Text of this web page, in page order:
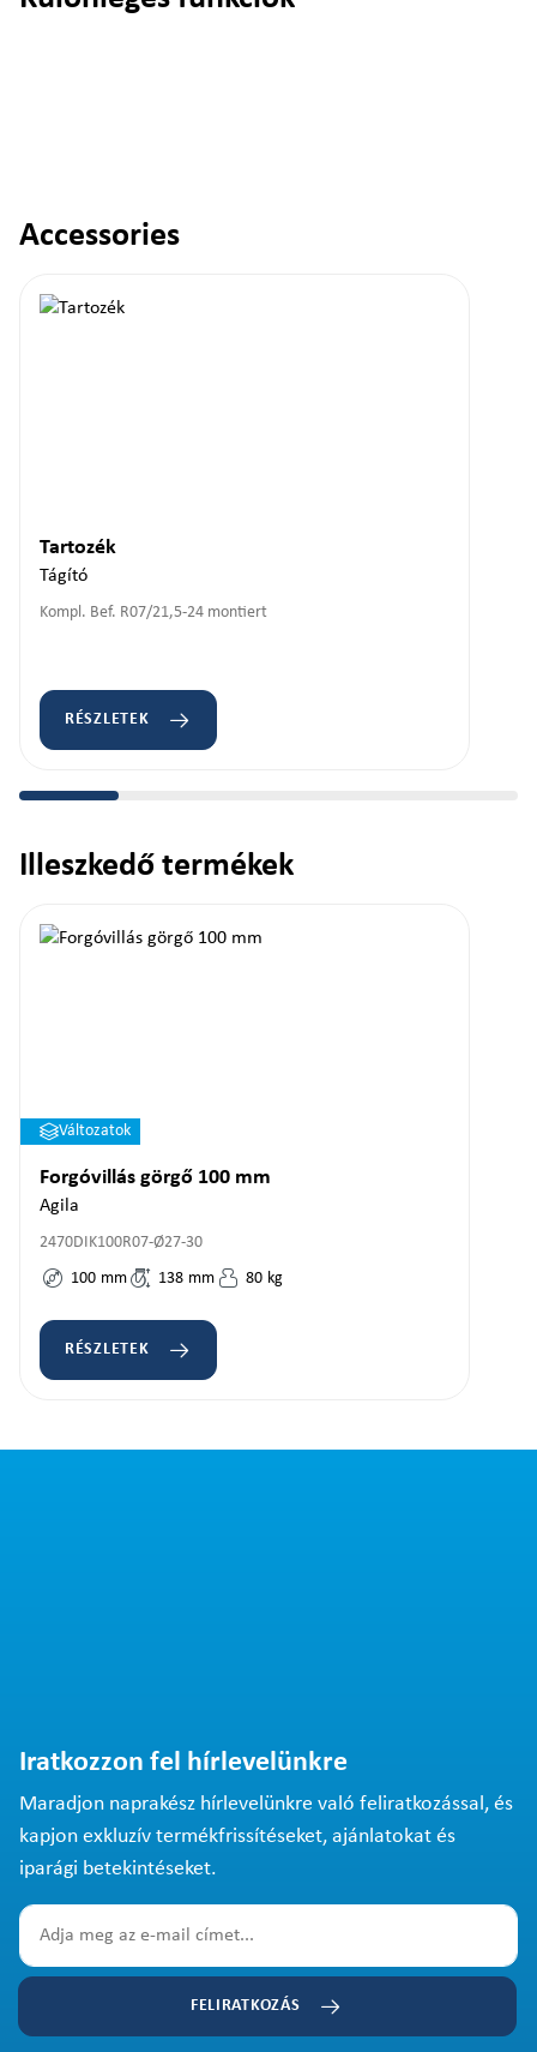
Termékgaléria kihagyása
Accessories
Tartozék
Tágító
Kompl. Bef. R07/21,5-24 montiert
RÉSZLETEK
Termékgaléria kihagyása
Illeszkedő termékek
Változatok
Forgóvillás görgő 100 mm
Agila
2470DIK100R07-Ø27-30
100 mm 138 mm 80 kg
RÉSZLETEK
Iratkozzon fel hírlevelünkre
Maradjon naprakész hírlevelünkre való feliratkozással, és
kapjon exkluzív termékfrissítéseket, ajánlatokat és
iparági betekintéseket.
FELIRATKOZÁS